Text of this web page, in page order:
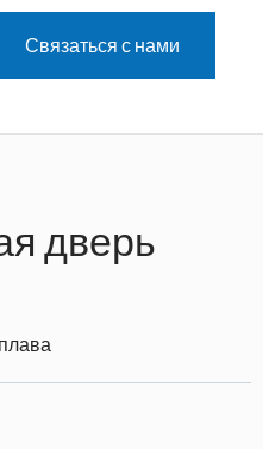
Связаться с нами
дверь